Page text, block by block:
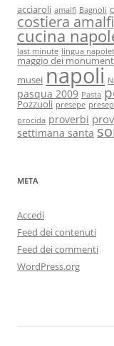
acciaroli amalfi Bagnoli
costiera
cucina
last minute lingua
maggio dei
musei napoli
pasqua 2009 Pasta
Pozzuoli presepe
procida proverbi
settimana santa
META
Accedi
Feed dei contenuti
Feed dei commenti
WordPress.org